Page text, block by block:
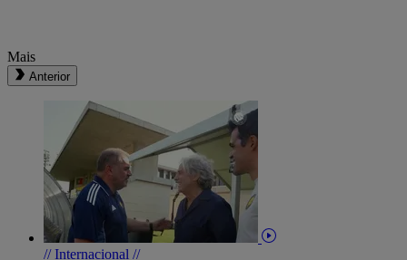
Mais
Anterior
// Internacional //